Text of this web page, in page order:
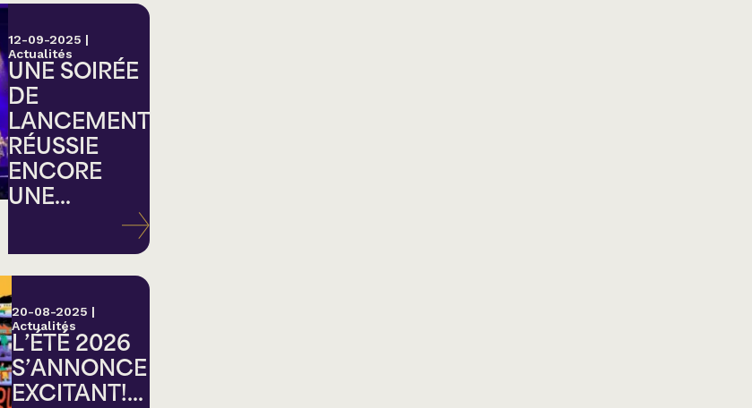
12-09-2025 |
Actualités
UNE SOIRÉE
DE
LANCEMENT
RÉUSSIE
ENCORE
UNE...
20-08-2025 |
Actualités
L’ÉTÉ 2026
S’ANNONCE
EXCITANT!...